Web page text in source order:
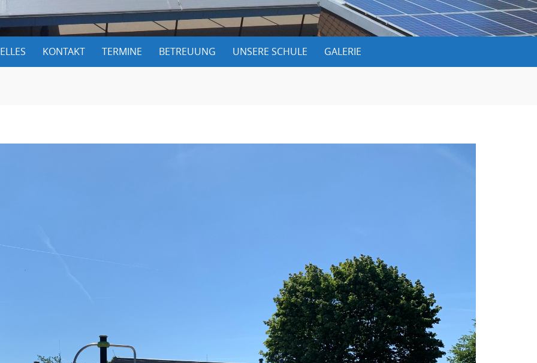
KONTAKT TERMINE BETREUUNG UNSERE SCHULE GALERIE